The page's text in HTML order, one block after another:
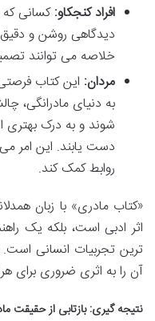
افراد کنجکاو:کسانی که
دیدگاهی روشن و
خلاصه می توانند
مردان: این کتاب
به دنیای مادرانگی،
شوند و به درک بهتری
دست یابند. این امر
روابط کمک کند.
«کتاب مادری» با زبان
اثر ادبی است، بلکه یک
ترین تجربیات انسانی
آن را به اثری ضروری برای
نتیجه گیری: بازتابی از حقیقت